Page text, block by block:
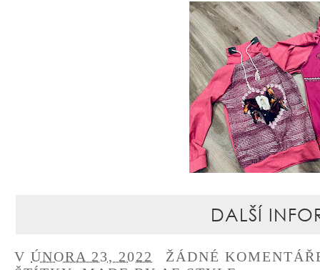
DALŠÍ
V ÚNORA 23, 2022
ŽÁDNÉ